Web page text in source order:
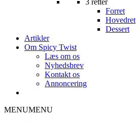
3 retter
Forret
Hovedret
Dessert
Artikler
Om Spicy Twist
Læs om os
Nyhedsbrev
Kontakt os
Annoncering
MENUMENU